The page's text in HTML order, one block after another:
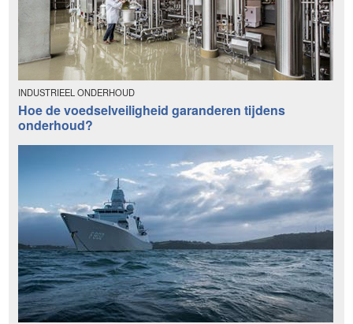
INDUSTRIEEL ONDERHOUD
Hoe de voedselveiligheid garanderen tijdens
onderhoud?